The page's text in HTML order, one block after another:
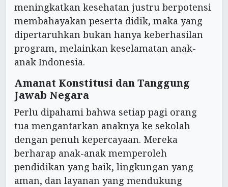
meningkatkan kesehatan justru berpotensi
membahayakan peserta didik, maka yang
dipertaruhkan bukan hanya keberhasilan
program, melainkan keselamatan anak-
anak Indonesia.
Amanat Konstitusi dan Tanggung
Jawab Negara
Perlu dipahami bahwa setiap pagi orang
tua mengantarkan anaknya ke sekolah
dengan penuh kepercayaan. Mereka
berharap anak-anak memperoleh
pendidikan yang baik, lingkungan yang
aman, dan layanan yang mendukung